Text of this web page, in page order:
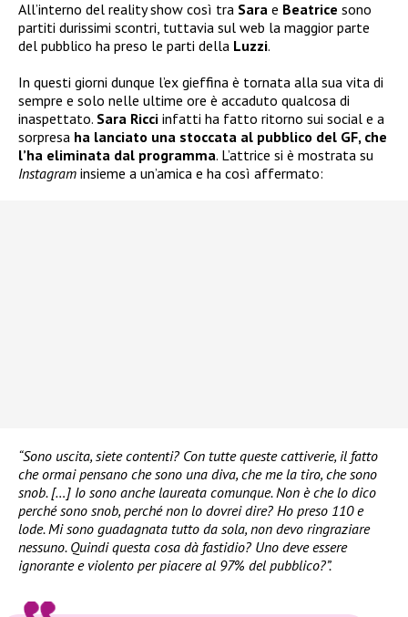
All’interno del reality show così tra Sara e Beatrice sono
partiti durissimi scontri, tuttavia sul web la maggior parte
del pubblico ha preso le parti della Luzzi.
In questi giorni dunque l’ex gieffina è tornata alla sua vita di
sempre e solo nelle ultime ore è accaduto qualcosa di
inaspettato. Sara Ricci infatti ha fatto ritorno sui social e a
sorpresa ha lanciato una stoccata al pubblico del GF, che
l’ha eliminata dal programma. L’attrice si è mostrata su
Instagram insieme a un’amica e ha così affermato:
“Sono uscita, siete contenti? Con tutte queste cattiverie, il fatto
che ormai pensano che sono una diva, che me la tiro, che sono
snob. […] Io sono anche laureata comunque. Non è che lo dico
perché sono snob, perché non lo dovrei dire? Ho preso 110 e
lode. Mi sono guadagnata tutto da sola, non devo ringraziare
nessuno. Quindi questa cosa dà fastidio? Uno deve essere
ignorante e violento per piacere al 97% del pubblico?”.